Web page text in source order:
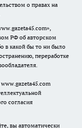
о правах на
РФ об авторском
в какой бы то ни было
переработке
согласия
вы автоматически